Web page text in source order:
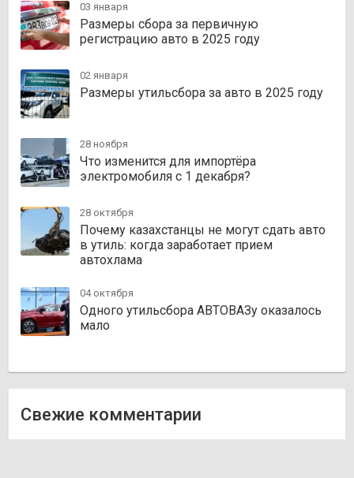
03 января
Размеры сбора за первичную
регистрацию авто в 2025 году
02 января
Размеры утильсбора за авто в 2025 году
28 ноября
Что изменится для импортёра
электромобиля с 1 декабря?
28 октября
Почему казахстанцы не могут сдать авто
в утиль: когда заработает прием
автохлама
04 октября
Одного утильсбора АВТОВАЗу оказалось
мало
Свежие комментарии